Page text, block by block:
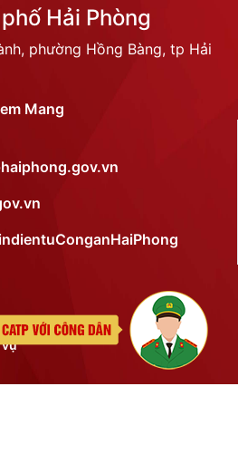
Hải Phòng
phường Hồng Bàng, tp Hải
thành phố